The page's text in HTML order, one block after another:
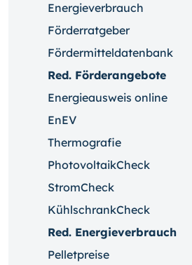
Energieverbrauch
Förderratgeber
Fördermitteldatenbank
Red. Förderangebote
Energieausweis online
EnEV
Thermografie
PhotovoltaikCheck
StromCheck
KühlschrankCheck
Red. Energieverbrauch
Pelletpreise